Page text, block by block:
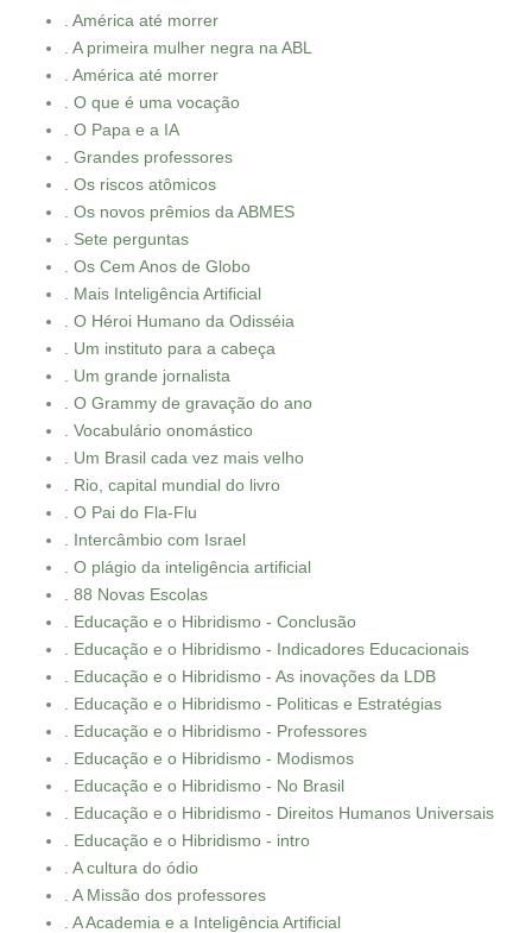
. América até morrer
. A primeira mulher negra na ABL
. América até morrer
. O que é uma vocação
. O Papa e a IA
. Grandes professores
. Os riscos atômicos
. Os novos prêmios da ABMES
. Sete perguntas
. Os Cem Anos de Globo
. Mais Inteligência Artificial
. O Héroi Humano da Odisséia
. Um instituto para a cabeça
. Um grande jornalista
. O Grammy de gravação do ano
. Vocabulário onomástico
. Um Brasil cada vez mais velho
. Rio, capital mundial do livro
. O Pai do Fla-Flu
. Intercâmbio com Israel
. O plágio da inteligência artificial
. 88 Novas Escolas
. Educação e o Hibridismo - Conclusão
. Educação e o Hibridismo - Indicadores Educacionais
. Educação e o Hibridismo - As inovações da LDB
. Educação e o Hibridismo - Politicas e Estratégias
. Educação e o Hibridismo - Professores
. Educação e o Hibridismo - Modismos
. Educação e o Hibridismo - No Brasil
. Educação e o Hibridismo - Direitos Humanos Universais
. Educação e o Hibridismo - intro
. A cultura do ódio
. A Missão dos professores
. A Academia e a Inteligência Artificial